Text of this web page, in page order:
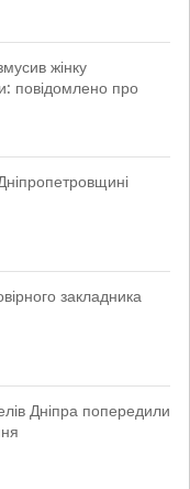
жінку
повідомлено про
закладника
Дніпра попередили